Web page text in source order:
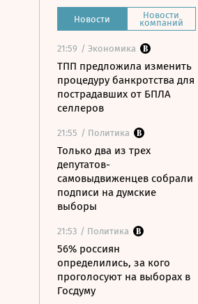
Новости Новости
компаний
21:59 / Экономика
ТПП предложила изменить
процедуру банкротства для
пострадавших от БПЛА
селлеров
21:55 / Политика
Только два из трех
депутатов-
самовыдвиженцев собрали
подписи на думские
выборы
21:53 / Политика
56% россиян
определились, за кого
проголосуют на выборах в
Госдуму